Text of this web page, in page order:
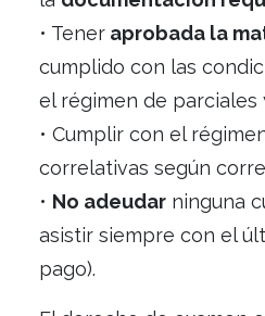
su inscripción es
siguientes
• Haber presentado
ladocumentación
• Teneraprobada la
cumplido con las
el régimen de